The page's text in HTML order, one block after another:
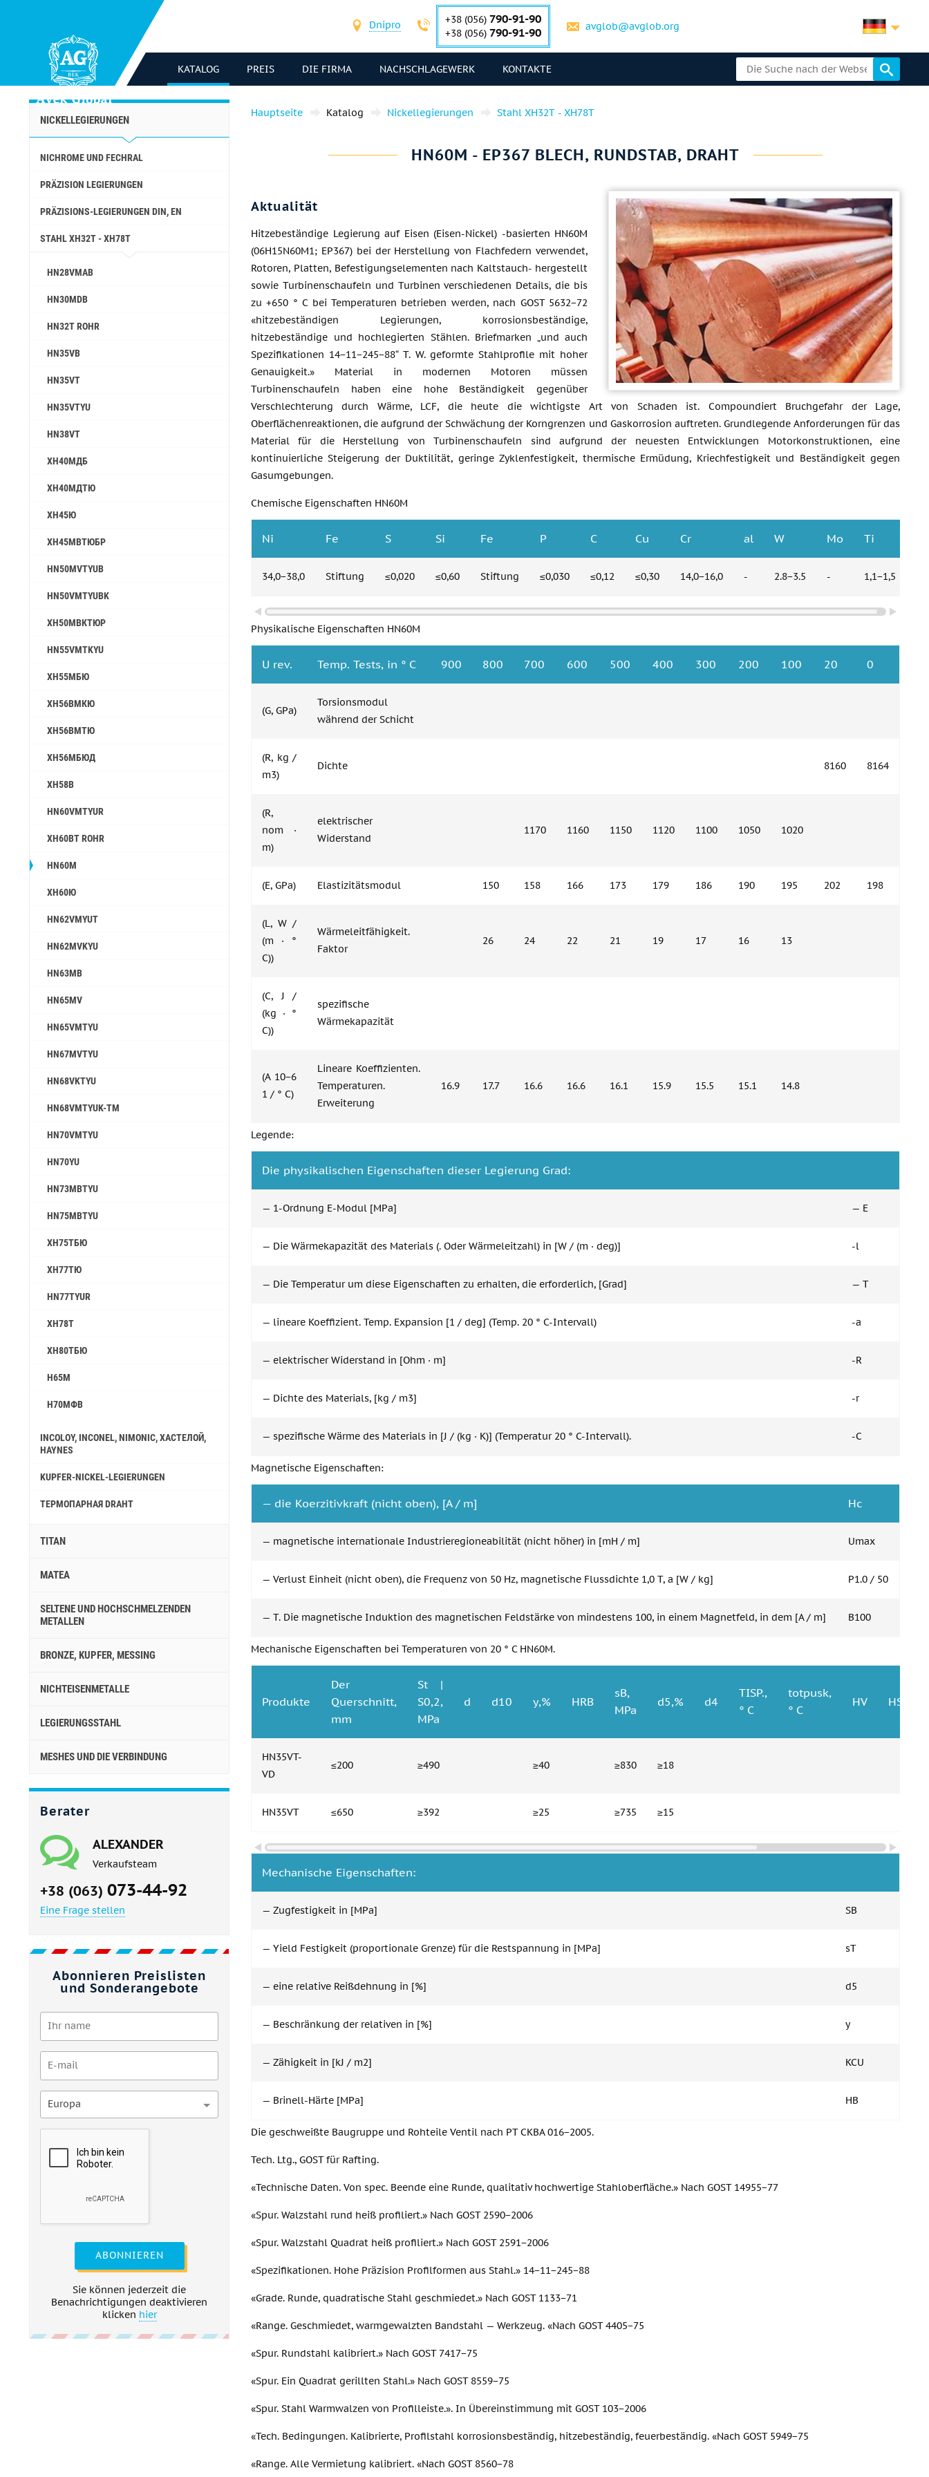
Dnipro +38 (056) 790-91-90
+38 (056) 790-91-90 avglob@avglob.org
KATALOG PREIS DIE FIRMA NACHSCHLAGEWERK KONTAKTE
NICKELLEGIERUNGEN
NICHROME UND FECHRAL
PRÄZISION LEGIERUNGEN
PRÄZISIONS-LEGIERUNGEN DIN, EN
STAHL ХН32Т - ХН78Т
HN28VMAB
HN30MDB
HN32T ROHR
HN35VB
HN35VT
HN35VTYU
HN38VT
ХН40МДБ
ХН40МДТЮ
ХН45Ю
ХН45МВТЮБР
HN50MVTYUB
HN50VMTYUBK
ХН50МВКТЮР
HN55VMTKYU
ХН55МБЮ
ХН56ВМКЮ
ХН56ВМТЮ
ХН56МБЮД
ХН58В
HN60VMTYUR
ХН60ВТ ROHR
HN60M
ХН60Ю
HN62VMYUT
HN62MVKYU
HN63MB
HN65MV
HN65VMTYU
HN67MVTYU
HN68VKTYU
HN68VMTYUK-TM
HN70VMTYU
HN70YU
HN73MBTYU
HN75MBTYU
ХН75ТБЮ
ХН77ТЮ
HN77TYUR
ХН78Т
ХН80ТБЮ
Н65М
Н70МФВ
INCOLOY, INCONEL, NIMONIC, ХАСТЕЛОЙ,
HAYNES
KUPFER-NICKEL-LEGIERUNGEN
ТЕРМОПАРНАЯ DRAHT
TITAN
MATEA
SELTENE UND HOCHSCHMELZENDEN
METALLEN
BRONZE, KUPFER, MESSING
NICHTEISENMETALLE
LEGIERUNGSSTAHL
MESHES UND DIE VERBINDUNG
Berater
ALEXANDER
Verkaufsteam
+38 (063) 073-44-92
Eine Frage stellen
Abonnieren Preislisten
und Sonderangebote
Europa
ABONNIEREN
Sie können jederzeit die
Benachrichtigungen deaktivieren
klicken hier
Hauptseite Katalog Nickellegierungen Stahl ХН32Т - ХН78Т
HN60M - EP367 BLECH, RUNDSTAB, DRAHT
Aktualität
Hitzebeständige Legierung auf Eisen (Eisen-Nickel) -basierten HN60M
(06H15N60M1; EP367) bei der Herstellung von Flachfedern verwendet,
Rotoren, Platten, Befestigungselementen nach Kaltstauch- hergestellt
sowie Turbinenschaufeln und Turbinen verschiedenen Details, die bis
zu +650 ° C bei Temperaturen betrieben werden, nach GOST 5632−72
«hitzebeständigen Legierungen, korrosionsbeständige,
hitzebeständige und hochlegierten Stählen. Briefmarken „und auch
Spezifikationen 14−11−245−88“ T. W. geformte Stahlprofile mit hoher
Genauigkeit.» Material in modernen Motoren müssen
Turbinenschaufeln haben eine hohe Beständigkeit gegenüber
Verschlechterung durch Wärme, LCF, die heute die wichtigste Art von Schaden ist. Compoundiert Bruchgefahr der Lage,
Oberflächenreaktionen, die aufgrund der Schwächung der Korngrenzen und Gaskorrosion auftreten. Grundlegende Anforderungen für das
Material für die Herstellung von Turbinenschaufeln sind aufgrund der neuesten Entwicklungen Motorkonstruktionen, eine
kontinuierliche Steigerung der Duktilität, geringe Zyklenfestigkeit, thermische Ermüdung, Kriechfestigkeit und Beständigkeit gegen
Gasumgebungen.
Chemische Eigenschaften HN60M
Ni Fe S Si Fe P C Cu Cr al W Mo Ti
34,0−38,0 Stiftung ≤0,020 ≤0,60 Stiftung ≤0,030 ≤0,12 ≤0,30 14,0−16,0 - 2.8−3.5 - 1,1−1,5
Physikalische Eigenschaften HN60M
U rev. Temp. Tests, in ° C 900 800 700 600 500 400 300 200 100 20 0
(G, GPa)
Torsionsmodul
während der Schicht
(R, kg /
m3)
Dichte 8160 8164
(R,
nom ·
m)
elektrischer
Widerstand
1170 1160 1150 1120 1100 1050 1020
(E, GPa) Elastizitätsmodul 150 158 166 173 179 186 190 195 202 198
(L, W /
(m · °
C))
Wärmeleitfähigkeit.
Faktor
26 24 22 21 19 17 16 13
(C, J /
(kg · °
C))
spezifische
Wärmekapazität
(A 10−6
1 / ° C)
Lineare Koeffizienten.
Temperaturen.
Erweiterung
16.9 17.7 16.6 16.6 16.1 15.9 15.5 15.1 14.8
Legende:
Die physikalischen Eigenschaften dieser Legierung Grad:
— 1-Ordnung E-Modul [MPa] — E
— Die Wärmekapazität des Materials (. Oder Wärmeleitzahl) in [W / (m · deg)] -l
— Die Temperatur um diese Eigenschaften zu erhalten, die erforderlich, [Grad] — T
— lineare Koeffizient. Temp. Expansion [1 / deg] (Temp. 20 ° C-Intervall) -a
— elektrischer Widerstand in [Ohm · m] -R
— Dichte des Materials, [kg / m3] -r
— spezifische Wärme des Materials in [J / (kg · K)] (Temperatur 20 ° C-Intervall). -C
Magnetische Eigenschaften:
— die Koerzitivkraft (nicht oben), [A / m] Hc
— magnetische internationale Industrieregioneabilität (nicht höher) in [mH / m] Umax
— Verlust Einheit (nicht oben), die Frequenz von 50 Hz, magnetische Flussdichte 1,0 T, a [W / kg] P1.0 / 50
— T. Die magnetische Induktion des magnetischen Feldstärke von mindestens 100, in einem Magnetfeld, in dem [A / m] B100
Mechanische Eigenschaften bei Temperaturen von 20 ° C HN60M.
Produkte
Der
Querschnitt,
mm
St |
S0,2,
MPa
d d10 y,% HRB
sB,
MPa
d5,% d4
TISP.,
° C
totpusk,
° C
HV HSh
HN35VT-
VD
≤200 ≥490 ≥40 ≥830 ≥18
HN35VT ≤650 ≥392 ≥25 ≥735 ≥15
Mechanische Eigenschaften:
— Zugfestigkeit in [MPa] SB
— Yield Festigkeit (proportionale Grenze) für die Restspannung in [MPa] sT
— eine relative Reißdehnung in [%] d5
— Beschränkung der relativen in [%] y
— Zähigkeit in [kJ / m2] KCU
— Brinell-Härte [MPa] HB
Die geschweißte Baugruppe und Rohteile Ventil nach PT CKBA 016−2005.
Tech. Ltg., GOST für Rafting.
«Technische Daten. Von spec. Beende eine Runde, qualitativ hochwertige Stahloberfläche.» Nach GOST 14955−77
«Spur. Walzstahl rund heiß profiliert.» Nach GOST 2590−2006
«Spur. Walzstahl Quadrat heiß profiliert.» Nach GOST 2591−2006
«Spezifikationen. Hohe Präzision Profilformen aus Stahl.» 14−11−245−88
«Grade. Runde, quadratische Stahl geschmiedet.» Nach GOST 1133−71
«Range. Geschmiedet, warmgewalzten Bandstahl — Werkzeug. «Nach GOST 4405−75
«Spur. Rundstahl kalibriert.» Nach GOST 7417−75
«Spur. Ein Quadrat gerillten Stahl.» Nach GOST 8559−75
«Spur. Stahl Warmwalzen von Profilleiste.». In Übereinstimmung mit GOST 103−2006
«Tech. Bedingungen. Kalibrierte, Profilstahl korrosionsbeständig, hitzebeständig, feuerbeständig. «Nach GOST 5949−75
«Range. Alle Vermietung kalibriert. «Nach GOST 8560−78